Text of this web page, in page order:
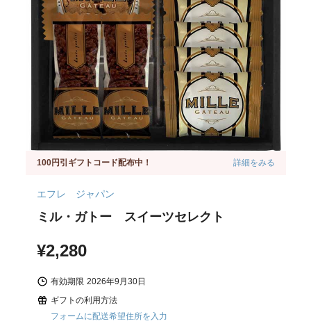
100円引ギフトコード配布中！ 詳細をみる
エフレ ジャパン
ミル・ガトー スイーツセレクト
¥2,280
有効期限 2026年9月30日
ギフトの利用方法
フォームに配送希望住所を入力